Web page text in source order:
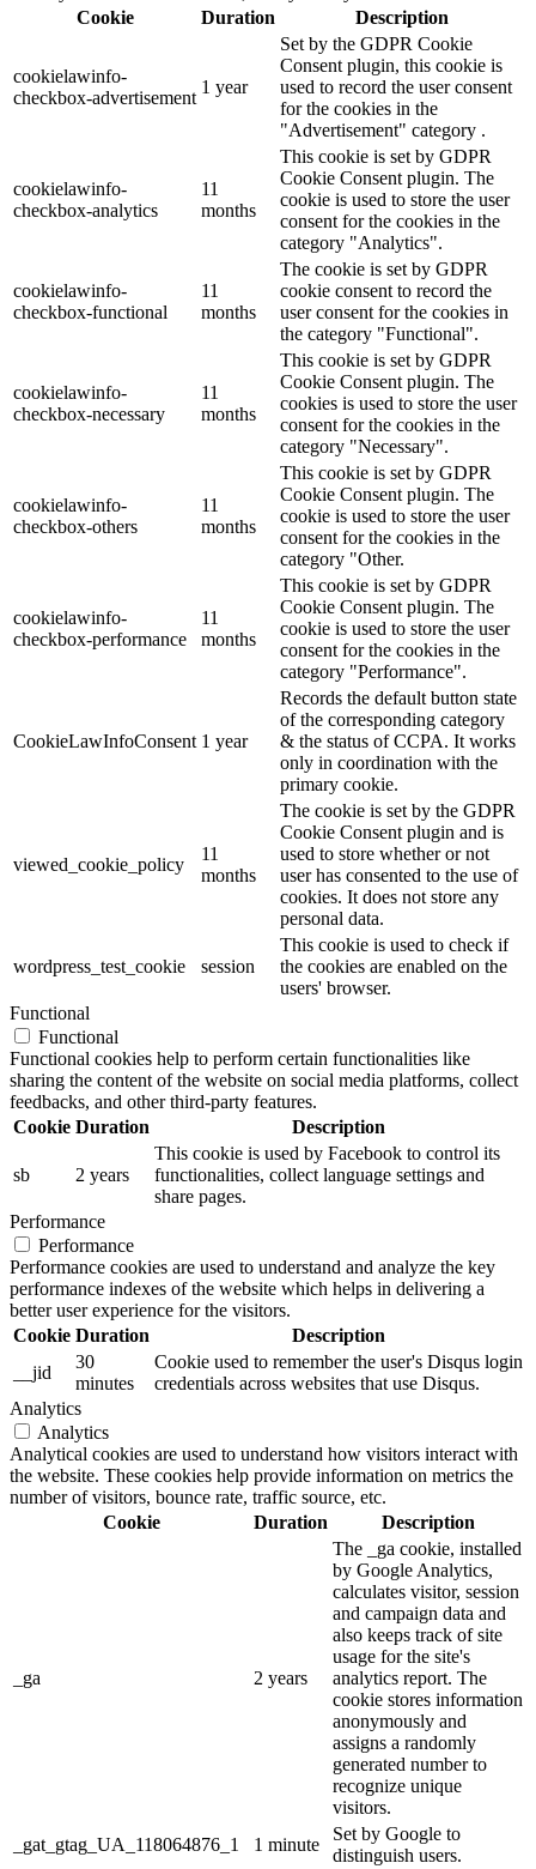
Cookie
Duration Description
cookielawinfo-
checkbox-advertisement
1 year
Set by the GDPR Cookie
Consent plugin, this cookie is
used to record the user consent
for the cookies in the
"Advertisement" category .
cookielawinfo-
checkbox-analytics
11
months
This cookie is set by GDPR
Cookie Consent plugin. The
cookie is used to store the user
consent for the cookies in the
category "Analytics".
cookielawinfo-
checkbox-functional
11
months
The cookie is set by GDPR
cookie consent to record the
user consent for the cookies in
the category "Functional".
cookielawinfo-
checkbox-necessary
11
months
This cookie is set by GDPR
Cookie Consent plugin. The
cookies is used to store the user
consent for the cookies in the
category "Necessary".
cookielawinfo-
checkbox-others
11
months
This cookie is set by GDPR
Cookie Consent plugin. The
cookie is used to store the user
consent for the cookies in the
category "Other.
cookielawinfo-
checkbox-performance
11
months
This cookie is set by GDPR
Cookie Consent plugin. The
cookie is used to store the user
consent for the cookies in the
category "Performance".
CookieLawInfoConsent 1 year
Records the default button state
of the corresponding category
& the status of CCPA. It works
only in coordination with the
primary cookie.
viewed_cookie_policy
11
months
The cookie is set by the GDPR
Cookie Consent plugin and is
used to store whether or not
user has consented to the use of
cookies. It does not store any
personal data.
wordpress_test_cookie session
This cookie is used to check if
the cookies are enabled on the
users' browser.
Functional
Functional
Functional cookies help to perform certain functionalities like
sharing the content of the website on social media platforms, collect
feedbacks, and other third-party features.
Cookie Duration Description
sb 2 years
This cookie is used by Facebook to control its
functionalities, collect language settings and
share pages.
Performance
Performance
Performance cookies are used to understand and analyze the key
performance indexes of the website which helps in delivering a
better user experience for the visitors.
Cookie Duration
Description
__jid
30
minutes
Cookie used to remember the user's Disqus login
credentials across websites that use Disqus.
Analytics
Analytics
Analytical cookies are used to understand how visitors interact with
the website. These cookies help provide information on metrics the
number of visitors, bounce rate, traffic source, etc.
Cookie
Duration Description
_ga 2 years
The _ga cookie, installed
by Google Analytics,
calculates visitor, session
and campaign data and
also keeps track of site
usage for the site's
analytics report. The
cookie stores information
anonymously and
assigns a randomly
generated number to
recognize unique
visitors.
_gat_gtag_UA_118064876_1
1 minute
Set by Google to
distinguish users.